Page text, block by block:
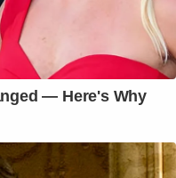
— Here's Why